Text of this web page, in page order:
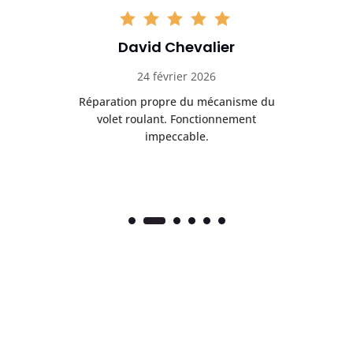
David Chevalier
24 février 2026
Réparation propre du mécanisme du
volet roulant. Fonctionnement
impeccable.